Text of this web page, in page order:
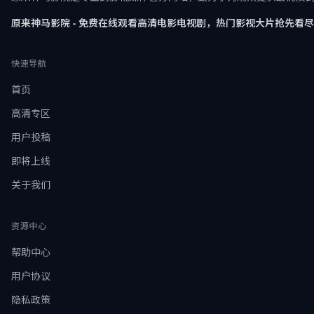
原来神马影院 - 免费在线观看高清电影电视剧，热门影视大片抢先看
快速导航
首页
高清专区
用户投稿
即将上线
关于我们
资源中心
帮助中心
用户协议
隐私政策